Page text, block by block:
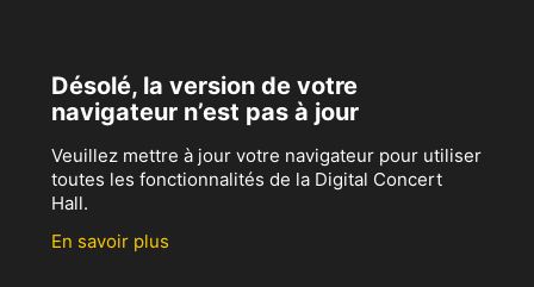
Désolé, la version de votre
navigateur n’est pas à jour
Veuillez mettre à jour votre navigateur pour utiliser
toutes les fonctionnalités de la Digital Concert
Hall.
En savoir plus